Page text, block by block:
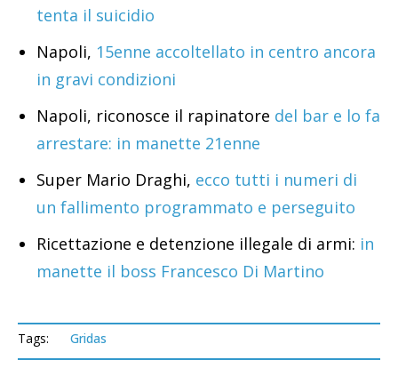
tenta il suicidio
Napoli, 15enne accoltellato in centro ancora
in gravi condizioni
Napoli, riconosce il rapinatore del bar e lo fa
arrestare: in manette 21enne
Super Mario Draghi, ecco tutti i numeri di
un fallimento programmato e perseguito
Ricettazione e detenzione illegale di armi: in
manette il boss Francesco Di Martino
Tags: Gridas